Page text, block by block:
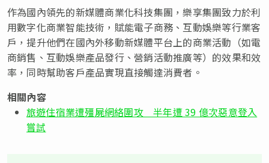
作為國內領先的新媒體商業化科技集團，樂享集團致力於利
用數字化商業智能技術，賦能電子商務、互動娛樂等行業客
戶，提升他們在國內外移動新媒體平台上的商業活動（如電
商銷售、互動娛樂產品發行、營銷活動推廣等）的效果和效
率，同時幫助客戶產品實現直接觸達消費者。
相關內容
旅遊住宿業遭殭屍網絡圍攻 半年遭 39 億次惡意登入
嘗試